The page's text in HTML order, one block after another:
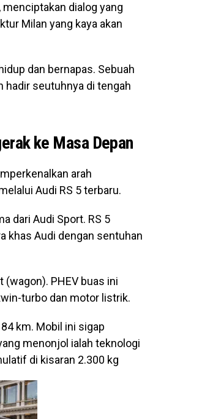
dialog yang
Milan yang kaya akan
dan bernapas. Sebuah
hadir seutuhnya di tengah
ke Masa Depan
arah
Audi RS 5 terbaru.
dari Audi Sport. RS 5
khas Audi dengan sentuhan
(wagon). PHEV buas ini
turbo dan motor listrik.
km. Mobil ini sigap
menonjol ialah teknologi
di kisaran 2.300 kg